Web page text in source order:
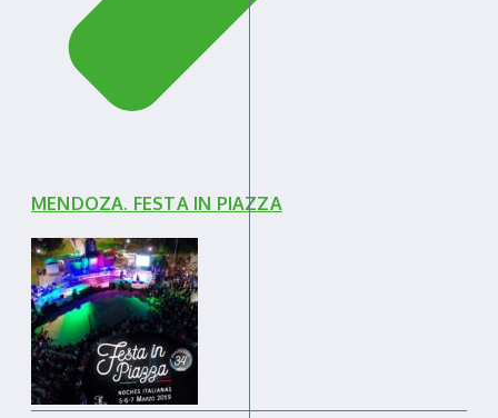
MENDOZA. FESTA IN PIAZZA